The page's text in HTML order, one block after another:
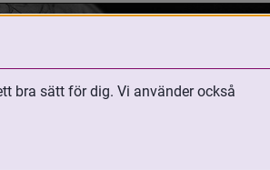
bra sätt för dig. Vi använder också